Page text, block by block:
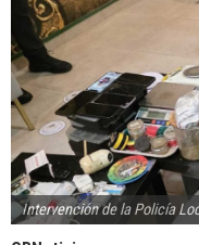
Intervención de la Policía